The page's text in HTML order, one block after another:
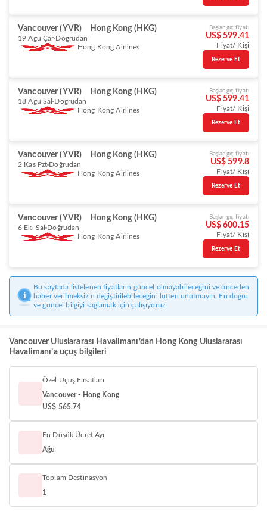
Vancouver (YVR) Hong Kong (HKG)
19 Ağu Çar Doğrudan
Hong Kong Airlines
Başlangıç fiyatı
US$ 599.41
Fiyat/ Kişi
Rezerve Et
Vancouver (YVR) Hong Kong (HKG)
18 Ağu Sal Doğrudan
Hong Kong Airlines
Başlangıç fiyatı
US$ 599.41
Fiyat/ Kişi
Rezerve Et
Vancouver (YVR) Hong Kong (HKG)
2 Kas Pzt Doğrudan
Hong Kong Airlines
Başlangıç fiyatı
US$ 599.8
Fiyat/ Kişi
Rezerve Et
Vancouver (YVR) Hong Kong (HKG)
6 Eki Sal Doğrudan
Hong Kong Airlines
Başlangıç fiyatı
US$ 600.15
Fiyat/ Kişi
Rezerve Et
Bu sayfada listelenen fiyatların güncel olmayabileceğini ve önceden
haber verilmeksizin değiştirilebileceğini lütfen unutmayın. En doğru
ve güncel bilgiyi sağlamak için çalışıyoruz.
Vancouver Uluslararası Havalimanı’dan Hong Kong Uluslararası
Havalimanı’a uçuş bilgileri
Özel Uçuş Fırsatları
Vancouver - Hong Kong
US$ 565.74
En Düşük Ücret Ayı
Ağu
Toplam Destinasyon
1